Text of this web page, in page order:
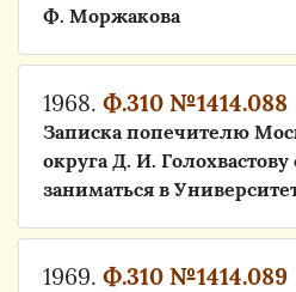
Ф. Моржакова
1968. Ф.310 №1414.088
Записка попечителю
округа Д. И.
заниматься в
1969. Ф.310 №1414.089